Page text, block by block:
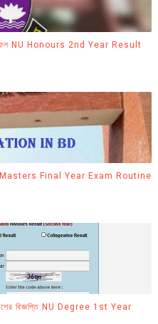
ফলাফল NU Honours 2nd Year Result
NU Masters Final Year Exam Routine
বিজ্ঞপ্তি NU Degree 1st Year